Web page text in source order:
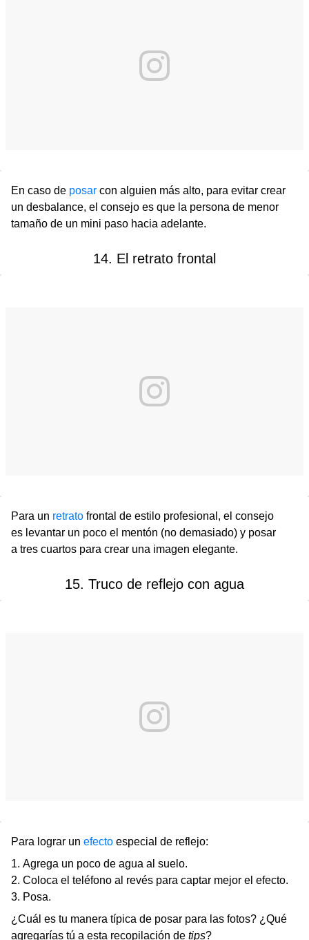
En caso de posar con alguien más alto, para evitar crear
un desbalance, el consejo es que la persona de menor
tamaño de un mini paso hacia adelante.
14. El retrato frontal
Para un retrato frontal de estilo profesional, el consejo
es levantar un poco el mentón (no demasiado) y posar
a tres cuartos para crear una imagen elegante.
15. Truco de reflejo con agua
Para lograr un efecto especial de reflejo:
Agrega un poco de agua al suelo.
Coloca el teléfono al revés para captar mejor el efecto.
Posa.
¿Cuál es tu manera típica de posar para las fotos? ¿Qué
agregarías tú a esta recopilación de tips?